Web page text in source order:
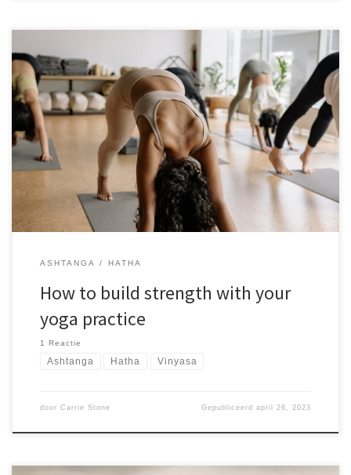
Sed ut perspiciatis unde omnis iste natus error sit voluptatem.
accusantium doloremque laudantium, totam rem aperiam, eaque
ipsa quae ab illo inventore veritatis et quasi architecto beatae
vitae dicta sunt explicabo. Nemo enim ipsam voluptatem quia
voluptas sit aspernatur aut odit aut fugit, sed quia consequuntur
magni dolores eos qui ratione voluptatem sequi nesciunt. Neque
porro quisquam est, qui dolorem ipsum quia dolor sit amet,
consectetur, adipisci velit, sed quia non numquam eius modi
tempora incidunt ut labore et dolore magnam aliquam quaerat
voluptatem. Ut enim ad minima veniam, quis nostrum
exercitationem ullam corporis suscipit laboriosam, aute irure dolor
in reprehenderit voluptate velit nisi ut
ASHTANGA HATHA
How to build strength with your
yoga practice
1 Reactie
Ashtanga Hatha Vinyasa
door Carrie Stone Gepubliceerdapril 26, 2023